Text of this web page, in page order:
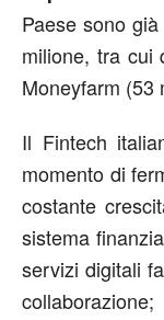
Paese sono
milione, tra cui
Moneyfarm (53
Il Fintech
momento di
costante
sistema
servizi digitali